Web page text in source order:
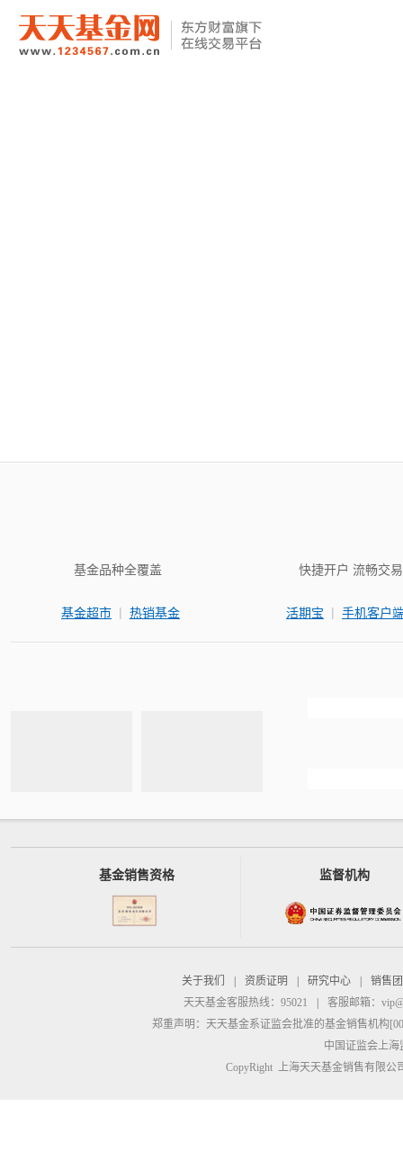
基金品种全覆盖
基金超市 | 热销基金
快捷开户 流畅交易
活期宝 | 手机客户
基金销售资格 监督机构
关于我们 资质证明 研究中心
销售
天天基金客服热线：95021
客服邮箱：
郑重声明： 天天基金系证监会批准的基金销售机构
中国证监会上
CopyRight 上海天天基金销售有限